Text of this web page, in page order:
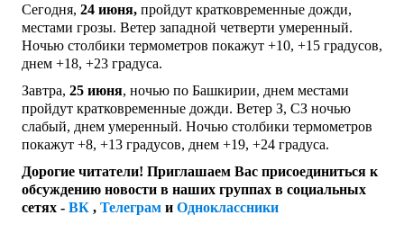
Сегодня, 24 июня, пройдут кратковременные дожди,
местами грозы. Ветер западной четверти умеренный.
Ночью столбики термометров покажут +10, +15 градусов,
днем +18, +23 градуса.
Завтра, 25 июня, ночью по Башкирии, днем местами
пройдут кратковременные дожди. Ветер З, СЗ ночью
слабый, днем умеренный. Ночью столбики термометров
покажут +8, +13 градусов, днем +19, +24 градуса.
Дорогие читатели! Приглашаем Вас присоединиться к
обсуждению новости в наших группах в социальных
сетях - ВК , Телеграм и Одноклассники